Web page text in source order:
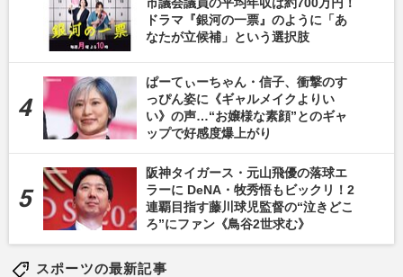
ドラマ『銀河の一票』のように「あ
なたが立候補」という選択肢
ぱーてぃーちゃん・信子、衝撃のす
っぴん姿に《ギャルメイクよりい
い》の声…“お嬢様な素顔”とのギャ
ップで好感度爆上がり
阪神タイガース・元山飛優の落球エ
ラーに DeNA・牧秀悟もビックリ！2
連覇目指す藤川球児監督の“泣きどこ
ろ”にファン《鳥谷2世求む》
スポーツの最新記事